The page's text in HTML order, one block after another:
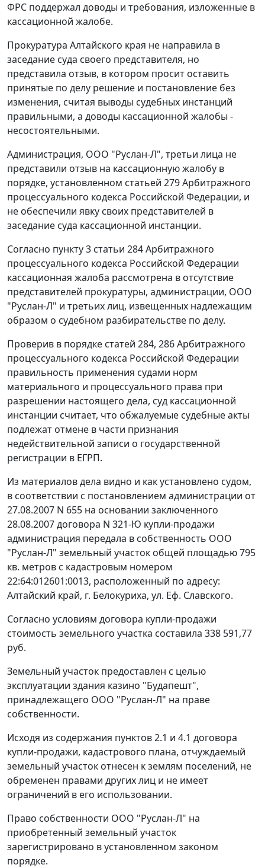
ФРС поддержал доводы и требования, изложенные в
кассационной жалобе.
Прокуратура Алтайского края не направила в
заседание суда своего представителя, но
представила отзыв, в котором просит оставить
принятые по делу решение и постановление без
изменения, считая выводы судебных инстанций
правильными, а доводы кассационной жалобы -
несостоятельными.
Администрация, ООО "Руслан-Л", третьи лица не
представили отзыв на кассационную жалобу в
порядке, установленном статьей 279Арбитражного
процессуального кодекса Российской Федерации, и
не обеспечили явку своих представителей в
заседание суда кассационной инстанции.
Согласно пункту 3 статьи 284Арбитражного
процессуального кодекса Российской Федерации
кассационная жалоба рассмотрена в отсутствие
представителей прокуратуры, администрации, ООО
"Руслан-Л" и третьих лиц, извещенных надлежащим
образом о судебном разбирательстве по делу.
Проверив в порядке статей 284, 286Арбитражного
процессуального кодекса Российской Федерации
правильность применения судами норм
материального и процессуального права при
разрешении настоящего дела, суд кассационной
инстанции считает, что обжалуемые судебные акты
подлежат отмене в части признания
недействительной записи о государственной
регистрации в ЕГРП.
Из материалов дела видно и как установлено судом,
в соответствии с постановлением администрации от
27.08.2007 N 655 на основании заключенного
28.08.2007 договора N 321-Ю купли-продажи
администрация передала в собственность ООО
"Руслан-Л" земельный участок общей площадью 795
кв. метров с кадастровым номером
22:64:012601:0013, расположенный по адресу:
Алтайский край, г. Белокуриха, ул. Еф. Славского.
Согласно условиям договора купли-продажи
стоимость земельного участка составила 338 591,77
руб.
Земельный участок предоставлен с целью
эксплуатации здания казино "Будапешт",
принадлежащего ООО "Руслан-Л" на праве
собственности.
Исходя из содержания пунктов 2.1 и 4.1 договора
купли-продажи, кадастрового плана, отчуждаемый
земельный участок отнесен к землям поселений, не
обременен правами других лиц и не имеет
ограничений в его использовании.
Право собственности ООО "Руслан-Л" на
приобретенный земельный участок
зарегистрировано в установленном законом
порядке.